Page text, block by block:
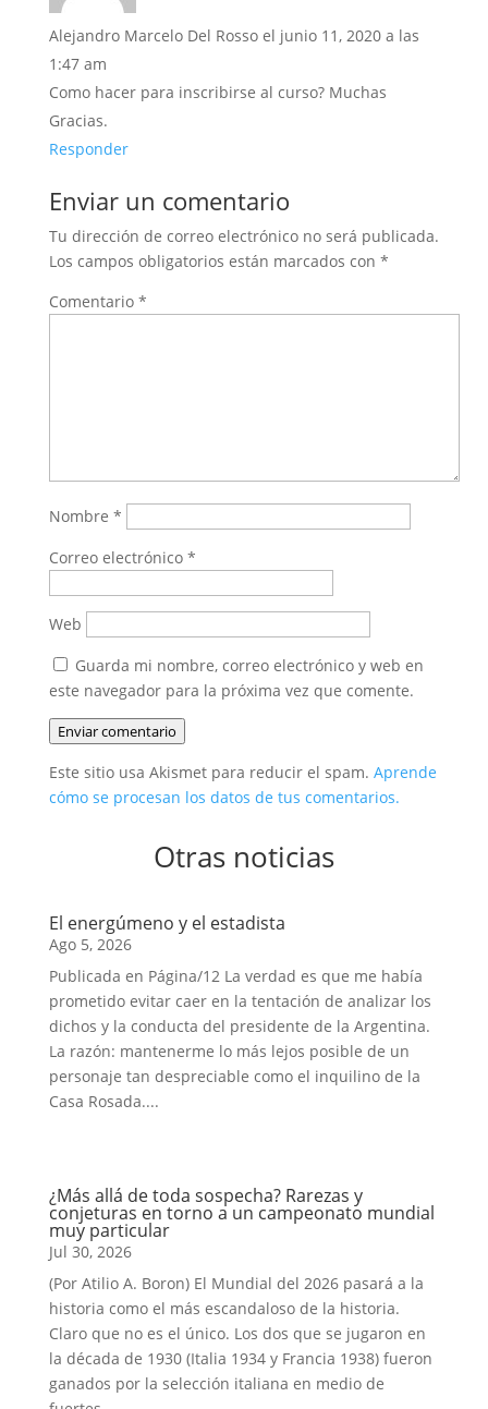
Alejandro Marcelo Del Rosso el junio 11, 2020 a las
1:47 am
Como hacer para inscribirse al curso? Muchas
Gracias.
Responder
Enviar un comentario
Tu dirección de correo electrónico no será publicada.
Los campos obligatorios están marcados con *
Comentario *
Nombre *
Correo electrónico *
Web
Guarda mi nombre, correo electrónico y web en
este navegador para la próxima vez que comente.
Enviar comentario
Este sitio usa Akismet para reducir el spam. Aprende
cómo se procesan los datos de tus comentarios.
Otras noticias
El energúmeno y el estadista
Ago 5, 2026
Publicada en Página/12 La verdad es que me había
prometido evitar caer en la tentación de analizar los
dichos y la conducta del presidente de la Argentina.
La razón: mantenerme lo más lejos posible de un
personaje tan despreciable como el inquilino de la
Casa Rosada....
¿Más allá de toda sospecha? Rarezas y
conjeturas en torno a un campeonato mundial
muy particular
Jul 30, 2026
(Por Atilio A. Boron) El Mundial del 2026 pasará a la
historia como el más escandaloso de la historia.
Claro que no es el único. Los dos que se jugaron en
la década de 1930 (Italia 1934 y Francia 1938) fueron
ganados por la selección italiana en medio de